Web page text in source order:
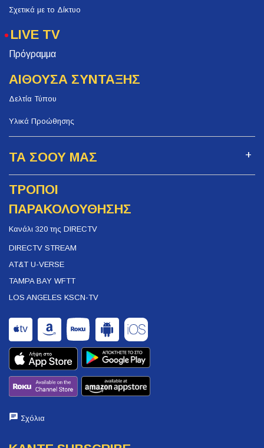
Σχετικά με το Δίκτυο
LIVE TV
Πρόγραμμα
ΑΙΘΟΥΣΑ ΣΥΝΤΑΞΗΣ
Δελτία Τύπου
Υλικά Προώθησης
ΤΑ ΣΟΟΥ ΜΑΣ
ΤΡΟΠΟΙ
ΠΑΡΑΚΟΛΟΥΘΗΣΗΣ
Κανάλι 320 της DIRECTV
DIRECTV STREAM
AT&T U-VERSE
TAMPA BAY WFTT
LOS ANGELES KSCN-TV
Σχόλια